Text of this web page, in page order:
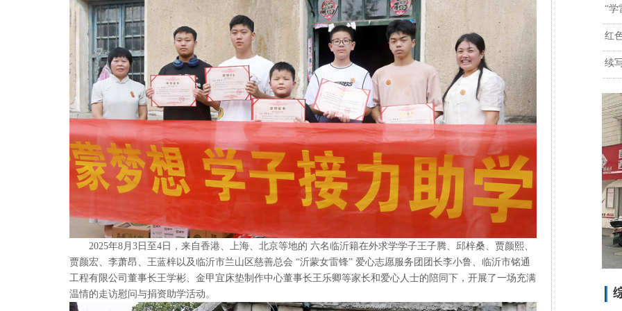
2025年8月3日至4日，来自香港、上海、北京等地的 六名临沂籍在外求学学子王子腾、邱梓桑、贾颜熙、
贾颜宏、李萧昂、王蓝梓以及临沂市兰山区慈善总会 “沂蒙女雷锋” 爱心志愿服务团团长李小鲁、临沂市铭通
工程有限公司董事长王学彬、金甲宜床垫制作中心董事长王乐卿等家长和爱心人士的陪同下，开展了一场充满
温情的走访慰问与捐资助学活动。
“学
红
续